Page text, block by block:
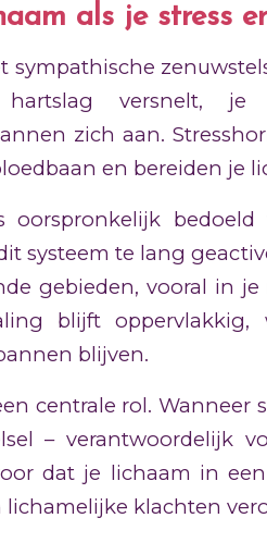
als je stress
sympathische
hartslag versnelt,
zich aan.
en bereiden je
oorspronkelijk
systeem te lang
gebieden, vooral in je
blijft oppervlakkig,
blijven.
centrale rol. Wanneer
– verantwoordelijk
dat je lichaam in
klachten